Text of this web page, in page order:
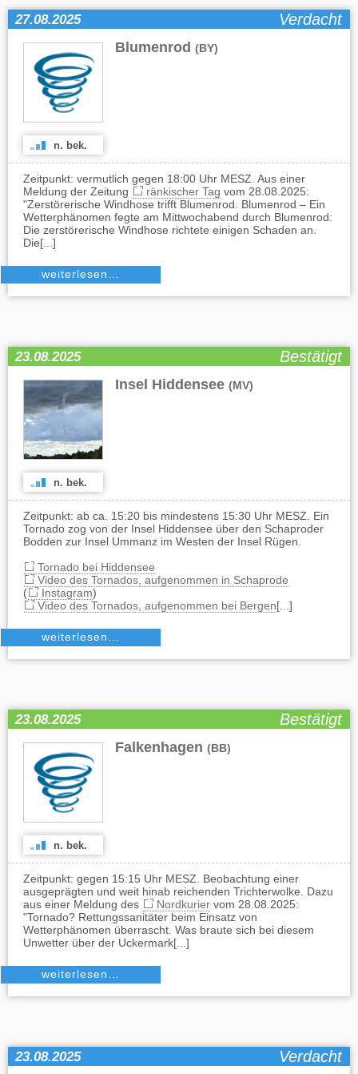
27.08.2025 Verdacht
Blumenrod (BY)
n. bek.
Zeitpunkt: vermutlich gegen 18:00 Uhr MESZ. Aus einer
Meldung der Zeitung
ränkischer Tag vom 28.08.2025:
"Zerstörerische Windhose trifft Blumenrod. Blumenrod – Ein
Wetterphänomen fegte am Mittwochabend durch Blumenrod:
Die zerstörerische Windhose richtete einigen Schaden an.
Die[...]
weiterlesen…
23.08.2025 Bestätigt
Insel Hiddensee (MV)
n. bek.
Zeitpunkt: ab ca. 15:20 bis mindestens 15:30 Uhr MESZ. Ein
Tornado zog von der Insel Hiddensee über den Schaproder
Bodden zur Insel Ummanz im Westen der Insel Rügen.
Tornado bei Hiddensee
Video des Tornados, aufgenommen in Schaprode
(
Instagram)
Video des Tornados, aufgenommen bei Bergen[...]
weiterlesen…
23.08.2025 Bestätigt
Falkenhagen (BB)
n. bek.
Zeitpunkt: gegen 15:15 Uhr MESZ. Beobachtung einer
ausgeprägten und weit hinab reichenden Trichterwolke. Dazu
aus einer Meldung des
Nordkuriervom 28.08.2025:
"Tornado? Rettungssanitäter beim Einsatz von
Wetterphänomen überrascht. Was braute sich bei diesem
Unwetter über der Uckermark[...]
weiterlesen…
23.08.2025 Verdacht